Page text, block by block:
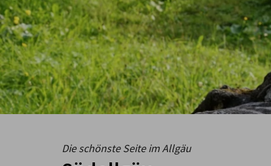
Die schönste Seite im Allgäu